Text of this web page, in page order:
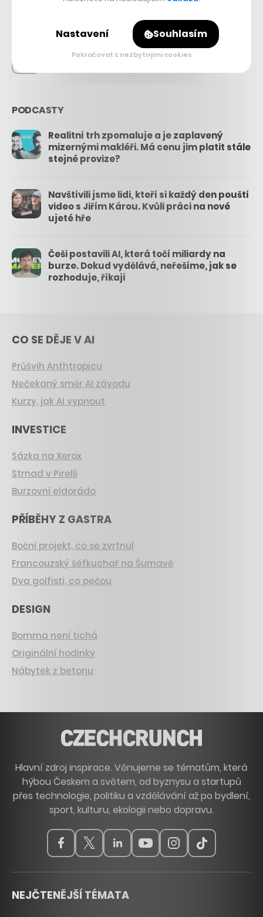
PODCASTY
Realitní trh zpomaluje a je zaplavený
mizernými makléři. Má cenu jim platit stále
stejné provize?
Navštívili jsme lidi, kteří si každý den pouští
video s Jiřím Károu. Kvůli práci na nové
ujeté hře
Češi postavili AI, která točí miliardy na
burze. Dokud vydělává, neřešíme, jak se
rozhoduje, říkají
CO SE DĚJE V AI
Průšvih Anthtropicu
Nečekaný směr AI závodu
Kurzy, jak AI vypnout
INVESTICE
Sázka na Xerox
Strnad v Pirelli
Burzovní eldorádo
PŘÍBĚHY Z GASTRA
Boční projekt, co se zvrtnul
Francouzský šéfkuchař na Šumavě
Dva golfisti, co pečou
DESIGN
Bomma není tichá
Originální hodinky
Nábytek z betonu
Hlavní zdroj inspirace. Věnujeme se tématům, která
hýbou Českem a světem, od byznysu a startupů
přes technologie, politiku a vzdělávání až po bydlení,
sport, kulturu, ekologii nebo dopravu.
NEJČTENĚJŠÍ TÉMATA
Nastavení Souhlasím
Pokračovat s nezbytnými cookies